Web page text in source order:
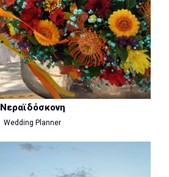
Νεραϊδόσκονη
Wedding Planner